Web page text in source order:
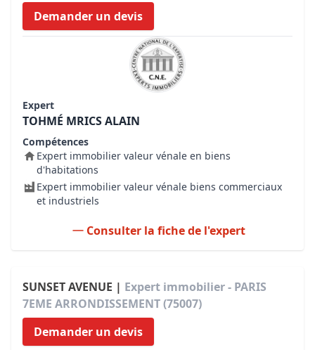
Demander un devis
Expert
TOHMÉ MRICS ALAIN
Compétences
Expert immobilier valeur vénale en biens
d'habitations
Expert immobilier valeur vénale biens commerciaux
et industriels
Consulter la fiche de l'expert
SUNSET AVENUE | Expert immobilier - PARIS
7EME ARRONDISSEMENT (75007)
Demander un devis